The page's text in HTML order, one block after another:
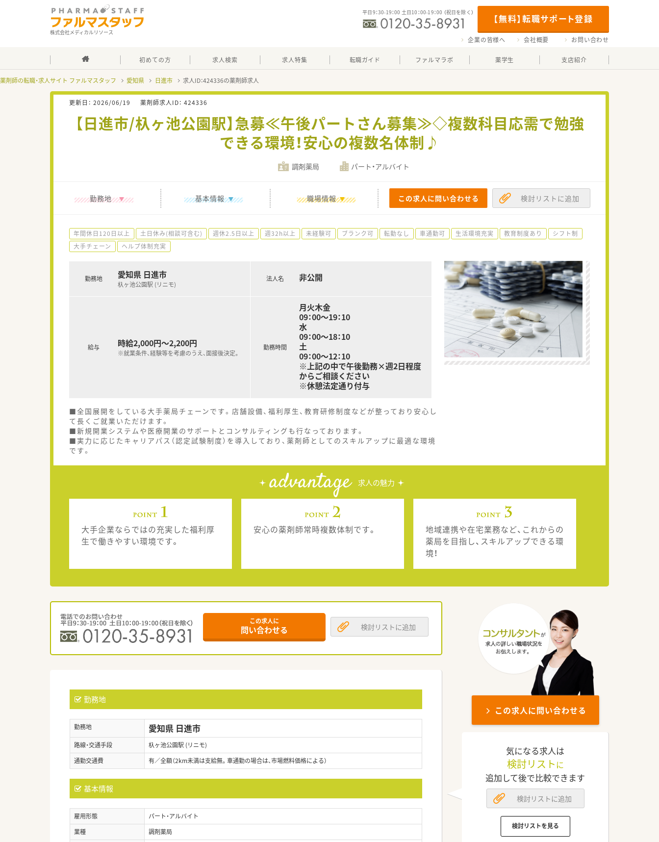
株式会社メディカルリソース
【無料】転職サポート登録
平日9：30-19：00 土日10：00-19：00 （祝日を除く）
企業の皆様へ 会社概要 お問い合わせ
初めての方 求人検索 求人特集 転職ガイド ファルマラボ 薬学生 支店紹介
薬剤師の転職・求人サイト ファルマスタッフ 愛知県 日進市 求人ID：424336の薬剤師求人
更新日： 2026/06/19 薬剤師求人ID： 424336
【日進市/杁ヶ池公園駅】急募≪午後パートさん募集≫◇複数科目応需で勉強
できる環境！安心の複数名体制♪
調剤薬局 パート・アルバイト
勤務地 基本情報 職場情報 この求人に問い合わせる 検討リストに追加
年間休日120日以上 土日休み(相談可含む) 週休2.5日以上 週32h以上 未経験可 ブランク可 転勤なし 車通勤可 生活環境充実 教育制度あり
シフト制
大手チェーン
ヘルプ体制充実
勤務地 愛知県 日進市
杁ヶ池公園駅 (リニモ)
給与 時給2,000円～2,200円
※就業条件、経験等を考慮のうえ、面接後決定。
法人名 非公開
勤務時間
月火木金
09：00～19：10
水
09：00～18：10
土
09：00～12：10
※上記の中で午後勤務×週2日程度
からご相談ください
※休憩法定通り付与
■全国展開をしている大手薬局チェーンです。店舗設備、福利厚生、教育研修制度などが整っており安心し
て長くご就業いただけます。
■新規開業システムや医療開業のサポートとコンサルティングも行なっております。
■実力に応じたキャリアパス（認定試験制度）を導入しており、薬剤師としてのスキルアップに最適な環境
です。
advantage 求人の魅力
大手企業ならではの充実した福利厚
生で働きやすい環境です。
安心の薬剤師常時複数体制です。
地域連携や在宅業務など、これからの
薬局を目指し、スキルアップできる環
境！
この求人に
問い合わせる 検討リストに追加
勤務地
勤務地 愛知県 日進市
路線・交通手段
杁ヶ池公園駅 (リニモ)
通勤交通費
有／全額（2km未満は支給無。車通勤の場合は、市場燃料価格による）
基本情報
雇用形態
パート・アルバイト
業種
調剤薬局
この求人に問い合わせる
気になる求人は
検討リスト に
追加して後で比較できます
検討リストに追加
検討リストを見る